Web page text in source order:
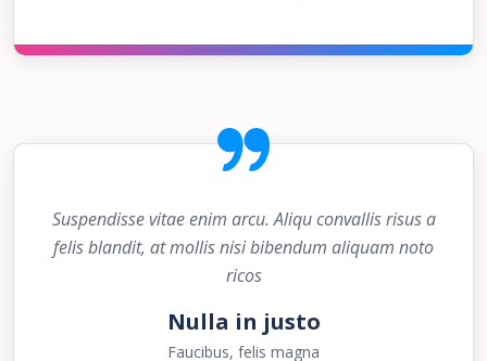
Suspendisse vitae enim arcu. Aliqu convallis risus a
felis blandit, at mollis nisi bibendum aliquam noto
ricos
Nulla in justo
Faucibus, felis magna